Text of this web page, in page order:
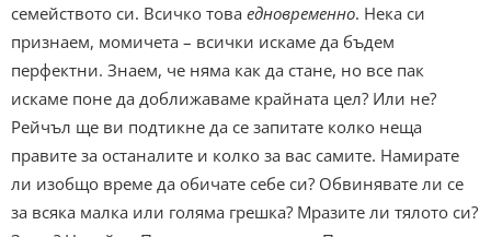
семейството си. Всичко това едновременно. Нека си
признаем, момичета – всички искаме да бъдем
перфектни. Знаем, че няма как да стане, но все пак
искаме поне да доближаваме крайната цел? Или не?
Рейчъл ще ви подтикне да се запитате колко неща
правите за останалите и колко за вас самите. Намирате
ли изобщо време да обичате себе си? Обвинявате ли се
за всяка малка или голяма грешка? Мразите ли тялото си?